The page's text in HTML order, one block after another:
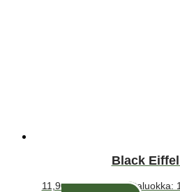
Black
11,90€ – 17,90€Hintaluokka: